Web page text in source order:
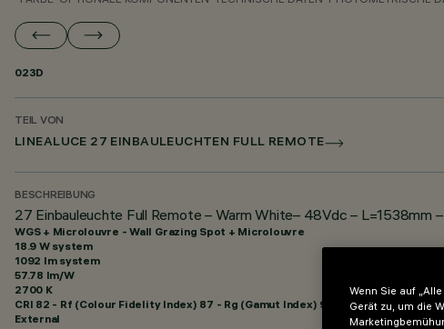
023D
TEIL VON
LINEALUCE 27 EINBAULEUCHTEN FULL REMOTE
BESCHREIBUNG
27 Einbauleuchte Full Remote – Warm White– 48Vdc – L=1538mm
WGS + Microlouvre - Wall Grazing Spot + Microlouvre
18.9 W system
1092 lm system
57.78 lm/W
2700 K
CRI 82 - Rf (Colour Fidelity Index) 87 - Rg (Gamut Index) 95
External
Wenn Sie auf
Gerät zu, um die